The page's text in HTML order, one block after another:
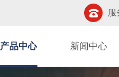
服
产品中心 新闻中心